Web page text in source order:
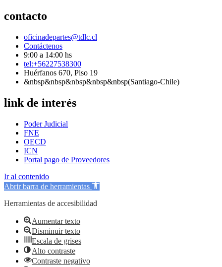
contacto
oficinadepartes@tdlc.cl
Contáctenos
9:00 a 14:00 hs
tel:+56227538300
Huérfanos 670, Piso 19
&nbsp&nbsp&nbsp&nbsp&nbsp(Santiago-Chile)
link de interés
Poder Judicial
FNE
OECD
ICN
Portal pago de Proveedores
Ir al contenido
Abrir barra de herramientas
Herramientas de accesibilidad
Aumentar texto
Disminuir texto
Escala de grises
Alto contraste
Contraste negativo